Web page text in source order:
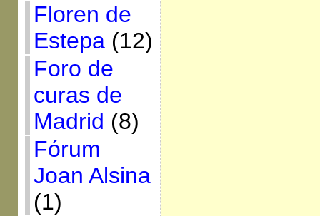
Floren de
Estepa(12)
Foro de
curas de
Madrid (8)
Fórum
Joan Alsina
(1)